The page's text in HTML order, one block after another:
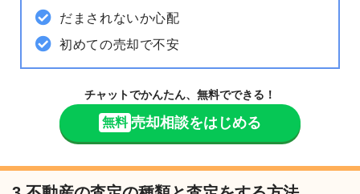
だまされないか心配
初めての売却で不安
チャットでかんたん、無料でできる！
無料 売却相談をはじめる